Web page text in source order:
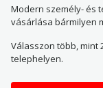
Modern személy- és
vásárlása bármilyen
Válasszon több, mint
telephelyen.